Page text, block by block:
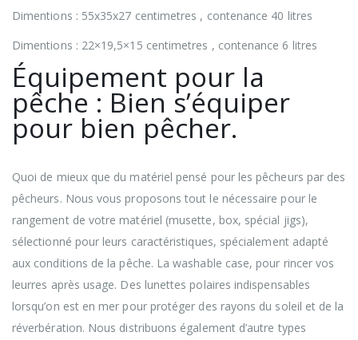
Dimentions : 55x35x27 centimetres , contenance 40 litres
Dimentions : 22×19,5×15 centimetres , contenance 6 litres
Équipement pour la
pêche : Bien s’équiper
pour bien pêcher.
Quoi de mieux que du matériel pensé pour les pêcheurs par des
pêcheurs. Nous vous proposons tout le nécessaire pour le
rangement de votre matériel (musette, box, spécial jigs),
sélectionné pour leurs caractéristiques, spécialement adapté
aux conditions de la pêche. La washable case, pour rincer vos
leurres après usage. Des lunettes polaires indispensables
lorsqu’on est en mer pour protéger des rayons du soleil et de la
réverbération. Nous distribuons également d’autre types